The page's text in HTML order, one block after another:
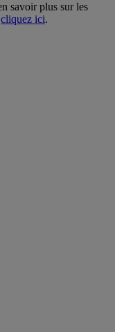
savoir plus sur les
cliquez ici.